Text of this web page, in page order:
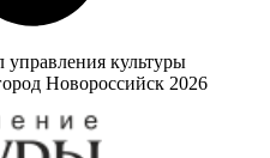
культуры
Новороссийск 2026